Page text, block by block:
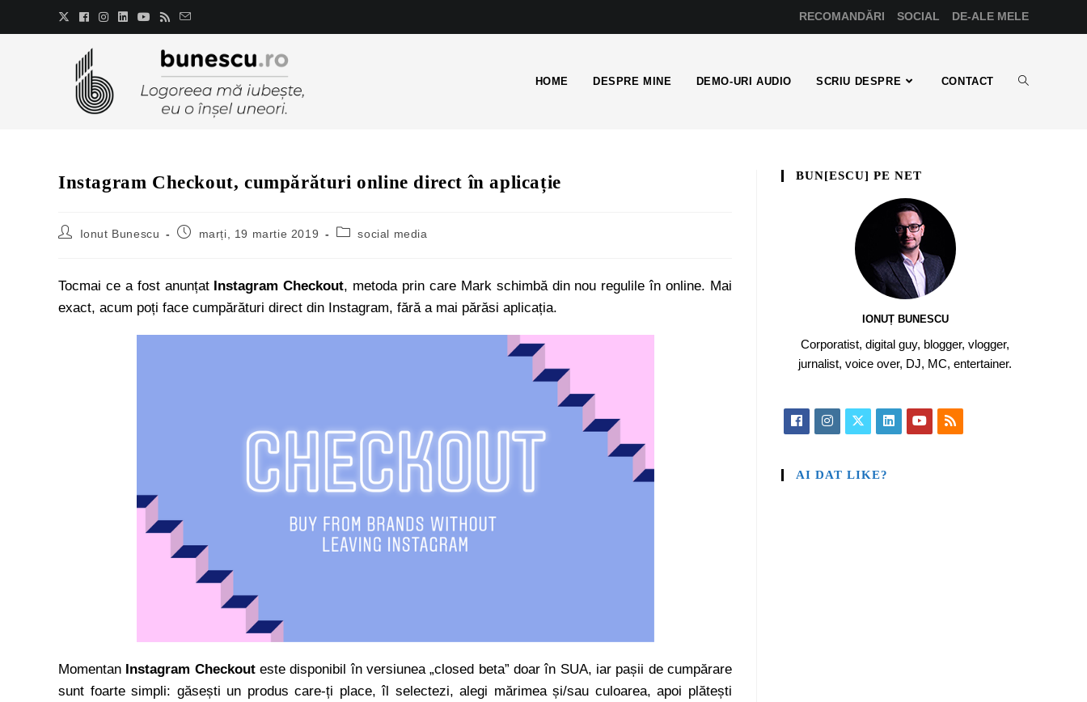
RECOMANDĂRI SOCIAL DE-ALE MELE
HOME DESPRE MINE DEMO-URI AUDIO SCRIU DESPRE CONTACT
Instagram Checkout, cumpărături online direct în aplicație
Ionut Bunescu marți, 19 martie 2019 social media
Tocmai ce a fost anunțat Instagram Checkout, metoda prin care Mark schimbă din nou regulile în online. Mai
exact, acum poți face cumpărături direct din Instagram, fără a mai părăsi aplicația.
Momentan Instagram Checkouteste disponibil în versiunea „closed beta” doar în SUA, iar pașii de cumpărare
sunt foarte simpli: găsești un produs care-ți place, îl selectezi, alegi mărimea și/sau culoarea, apoi plătești
BUN[ESCU] PE NET
IONUȚ BUNESCU
Corporatist, digital guy, blogger, vlogger,
jurnalist, voice over, DJ, MC, entertainer.
AI DAT LIKE?